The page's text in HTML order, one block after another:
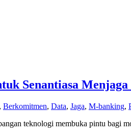
Senantiasa Menjaga
, Berkomitmen, Data, Jaga, M-banking,
teknologi membuka pintu bagi